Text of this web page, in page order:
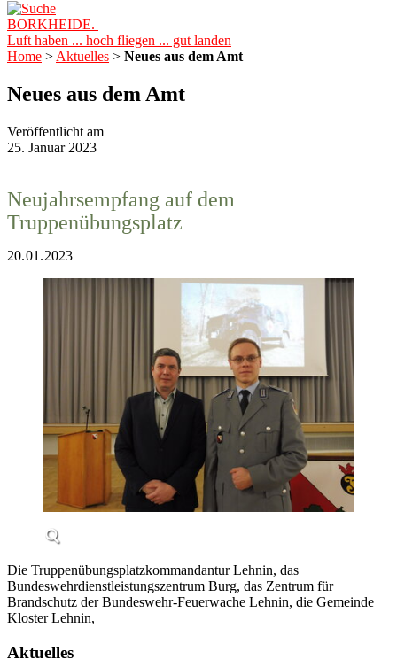
BORKHEIDE.
Luft haben ... hoch fliegen ... gut landen
Home > Aktuelles > Neues aus dem Amt
Neues aus dem Amt
Veröffentlicht am
25. Januar 2023
Neujahrsempfang auf dem
Truppenübungsplatz
20. 01. 2023
Die Truppenübungsplatzkommandantur Lehnin, das
Bundeswehrdienstleistungszentrum Burg, das Zentrum für
Brandschutz der Bundeswehr-Feuerwache Lehnin, die Gemeinde
Kloster Lehnin,
Aktuelles